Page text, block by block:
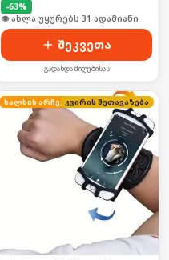
-63%
🛒 ბოლო 24სთ-ში იყიდა 42-მა
შეკვეთა
გადახდა მიღებისას
ხალხის არჩევანი
კვირის შეთავაზება